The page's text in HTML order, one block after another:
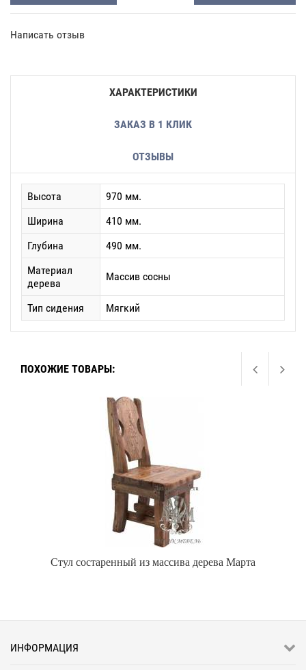
Написать отзыв
ХАРАКТЕРИСТИКИ
ЗАКАЗ В 1 КЛИК
ОТЗЫВЫ
Высота
970 мм.
Ширина
410 мм.
Глубина
490 мм.
Материал
дерева
Массив сосны
Тип сидения Мягкий
ПОХОЖИЕ ТОВАРЫ:
Стул состаренный из массива дерева Марта
ИНФОРМАЦИЯ